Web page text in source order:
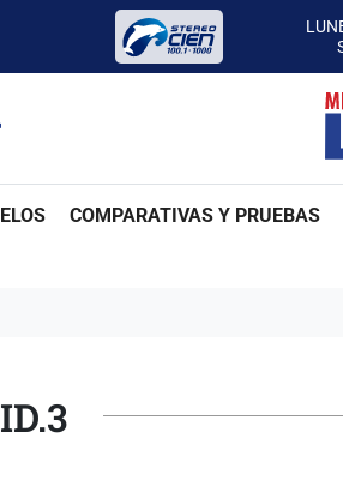
COMPARATIVAS Y PRUEBAS